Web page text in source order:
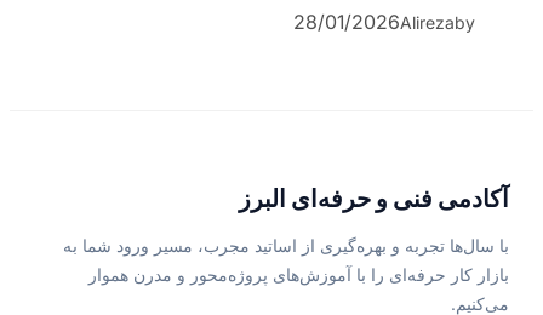
by
Alireza
28/01/2026
آکادمی فنی و حرفه‌ای البرز
با سال‌ها تجربه و بهره‌گیری از اساتید مجرب، مسیر ورود شما به
بازار کار حرفه‌ای را با آموزش‌های پروژه‌محور و مدرن هموار
می‌کنیم.